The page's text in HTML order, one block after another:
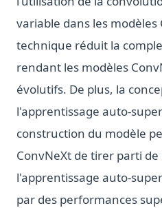
variable dans les modèles
technique réduit la
rendant les modèles
évolutifs. De plus, la
l'apprentissage auto-
construction du modèle
ConvNeXt de tirer parti de
l'apprentissage auto-
par des performances